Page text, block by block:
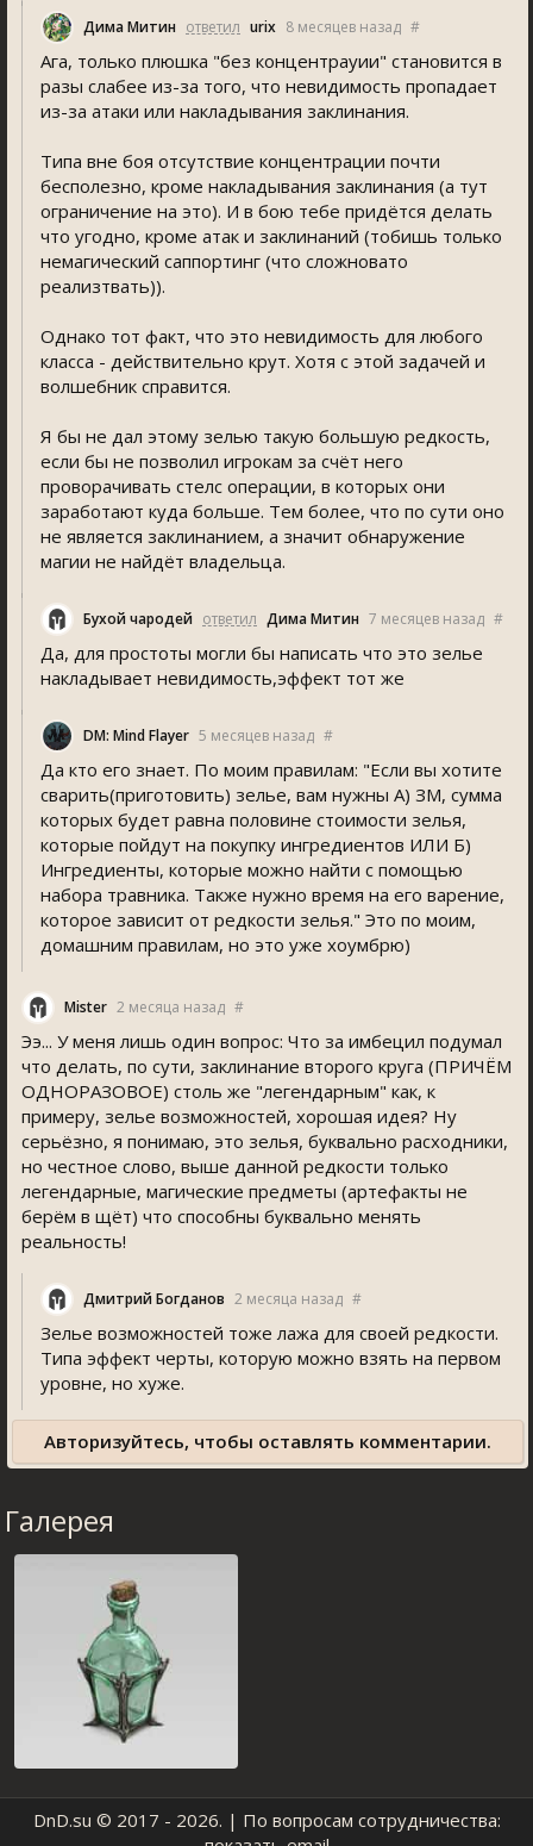
Дима Митин ответил urix 8 месяцев назад #
Ага, только плюшка "без концентрауии" становится в
разы слабее из-за того, что невидимость пропадает
из-за атаки или накладывания заклинания.
Типа вне боя отсутствие концентрации почти
бесполезно, кроме накладывания заклинания (а тут
ограничение на это). И в бою тебе придëтся делать
что угодно, кроме атак и заклинаний (тобишь только
немагический саппортинг (что сложновато
реализтвать)).
Однако тот факт, что это невидимость для любого
класса - действительно крут. Хотя с этой задачей и
волшебник справится.
Я бы не дал этому зелью такую большую редкость,
если бы не позволил игрокам за счëт него
проворачивать стелс операции, в которых они
заработают куда больше. Тем более, что по сути оно
не является заклинанием, а значит обнаружение
магии не найдëт владельца.
Бухой чародей ответил Дима Митин 7 месяцев назад #
Да, для простоты могли бы написать что это зелье
накладывает невидимость,эффект тот же
DM: Mind Flayer 5 месяцев назад #
Да кто его знает. По моим правилам: "Если вы хотите
сварить(приготовить) зелье, вам нужны А) ЗМ, сумма
которых будет равна половине стоимости зелья,
которые пойдут на покупку ингредиентов ИЛИ Б)
Ингредиенты, которые можно найти с помощью
набора травника. Также нужно время на его варение,
которое зависит от редкости зелья." Это по моим,
домашним правилам, но это уже хоумбрю)
Mister 2 месяца назад #
Ээ... У меня лишь один вопрос: Что за имбецил подумал
что делать, по сути, заклинание второго круга (ПРИЧЁМ
ОДНОРАЗОВОЕ) столь же "легендарным" как, к
примеру, зелье возможностей, хорошая идея? Ну
серьёзно, я понимаю, это зелья, буквально расходники,
но честное слово, выше данной редкости только
легендарные, магические предметы (артефакты не
берём в щёт) что способны буквально менять
реальность!
Дмитрий Богданов 2 месяца назад #
Зелье возможностей тоже лажа для своей редкости.
Типа эффект черты, которую можно взять на первом
уровне, но хуже.
Авторизуйтесь, чтобы оставлять комментарии.
Галерея
DnD.su © 2017 - 2026. | По вопросам сотрудничества: